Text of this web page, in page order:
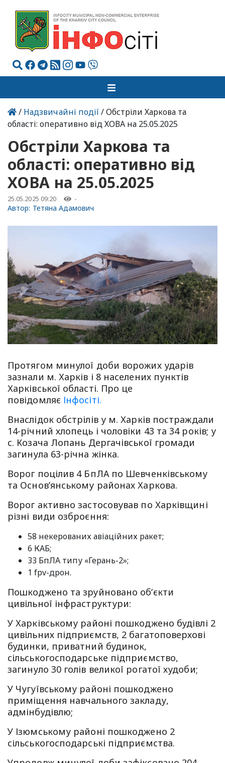
/ Надзвичайні події / Обстріли Харкова та
області: оперативно від ХОВА на 25.05.2025
Обстріли Харкова та
області: оперативно від
ХОВА на 25.05.2025
25.05.2025 09:20 -
Автор: Тетяна Адамович
Протягом минулої доби ворожих ударів
зазнали м. Харків і 8 населених пунктів
Харківської області. Про це
повідомляє Інфосіті.
Внаслідок обстрілів у м. Харків постраждали
14-річний хлопець і чоловіки 43 та 34 років; у
с. Козача Лопань Дергачівської громади
загинула 63-річна жінка.
Ворог поцілив 4 БпЛА по Шевченківському
та Основ’янському районах Харкова.
Ворог активно застосовував по Харківщині
різні види озброєння:
58 некерованих авіаційних ракет;
6 КАБ;
33 БпЛА типу «Герань-2»;
1 fpv-дрон.
Пошкоджено та зруйновано обʼєкти
цивільної інфраструктури:
У Харківському районі пошкоджено будівлі 2
цивільних підприємств, 2 багатоповерхові
будинки, приватний будинок,
сільськогосподарське підприємство,
загинуло 30 голів великої рогатої худоби;
У Чугуївському районі пошкоджено
приміщення навчального закладу,
адмінбудівлю;
У Ізюмському районі пошкоджено 2
сільськогосподарські підприємства.